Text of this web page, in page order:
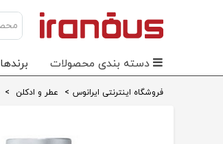
دسته بندی محصولات برندها
فروشگاه اینترنتی ایرانوس > عطر و ادکلن >